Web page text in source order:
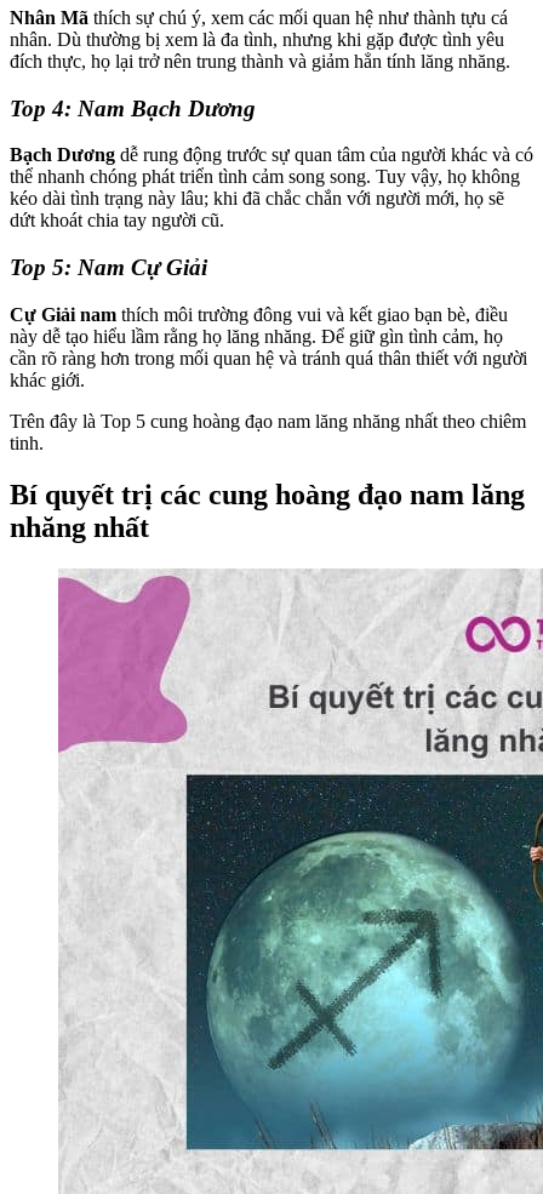
Nhân Mã thích sự chú ý, xem các mối quan hệ như thành tựu cá
nhân. Dù thường bị xem là đa tình, nhưng khi gặp được tình yêu
đích thực, họ lại trở nên trung thành và giảm hẳn tính lăng nhăng.
Top 4: Nam Bạch Dương
Bạch Dương dễ rung động trước sự quan tâm của người khác và có
thể nhanh chóng phát triển tình cảm song song. Tuy vậy, họ không
kéo dài tình trạng này lâu; khi đã chắc chắn với người mới, họ sẽ
dứt khoát chia tay người cũ.
Top 5: Nam Cự Giải
Cự Giải nam thích môi trường đông vui và kết giao bạn bè, điều
này dễ tạo hiểu lầm rằng họ lăng nhăng. Để giữ gìn tình cảm, họ
cần rõ ràng hơn trong mối quan hệ và tránh quá thân thiết với người
khác giới.
Trên đây là Top 5 cung hoàng đạo nam lăng nhăng nhất theo chiêm
tinh.
Bí quyết trị các cung hoàng đạo nam lăng
nhăng nhất